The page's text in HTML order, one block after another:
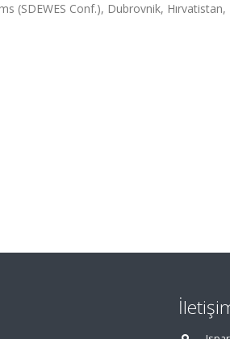
(SDEWES Conf.), Dubrovnik, Hırvatistan,